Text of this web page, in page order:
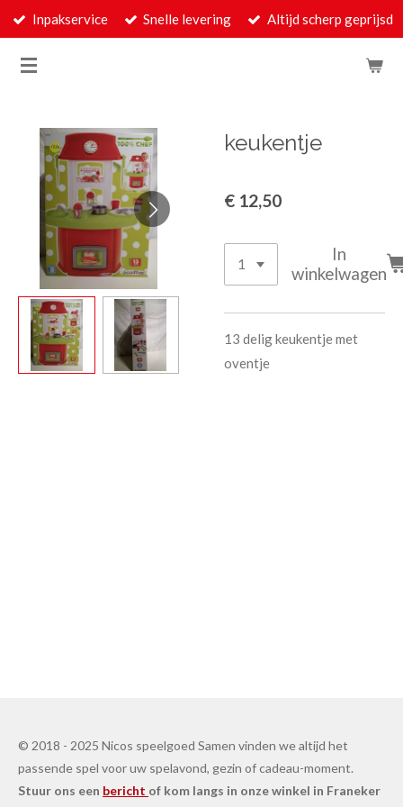
Ga
naar
Inpakservice Snelle levering Altijd scherp geprijsd
keukentje
€ 12,50
In
winkelwagen
13 delig keukentje met
oventje
© 2018 - 2025 Nicos speelgoed Samen vinden we altijd het
passende spel voor uw spelavond, gezin of cadeau-moment.
Stuur ons een bericht of kom langs in onze winkel in Franeker